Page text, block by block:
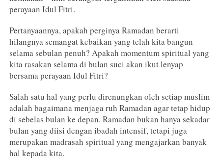
perayaan Idul Fitri.
Pertanyaannya, apakah perginya Ramadan berarti
hilangnya semangat kebaikan yang telah kita bangun
selama sebulan penuh? Apakah momentum spiritual yang
kita rasakan selama di bulan suci akan ikut lenyap
bersama perayaan Idul Fitri?
Salah satu hal yang perlu direnungkan oleh setiap muslim
adalah bagaimana menjaga ruh Ramadan agar tetap hidup
di sebelas bulan ke depan. Ramadan bukan hanya sekadar
bulan yang diisi dengan ibadah intensif, tetapi juga
merupakan madrasah spiritual yang mengajarkan banyak
hal kepada kita.